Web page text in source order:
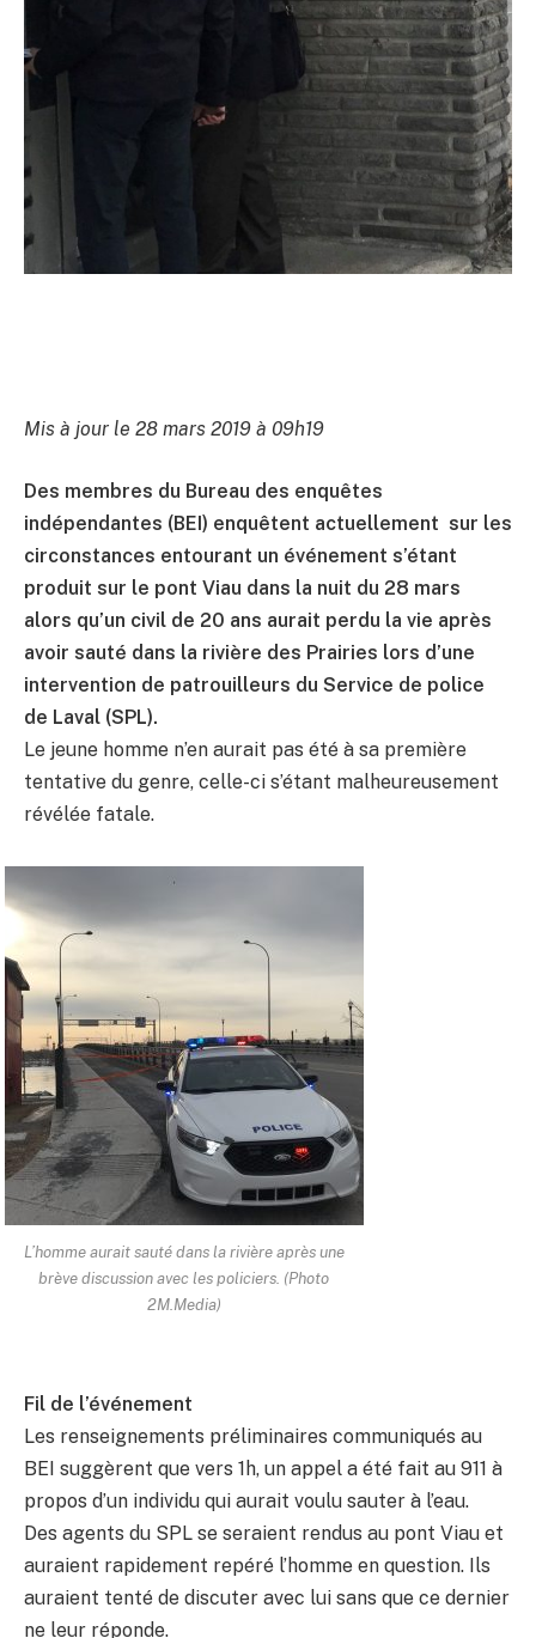
Mis à jour le 28 mars 2019 à 09h19
Des membres du Bureau des enquêtes
indépendantes (BEI) enquêtent actuellement sur les
circonstances entourant un événement s’étant
produit sur le pont Viau dans la nuit du 28 mars
alors qu’un civil de 20 ans aurait perdu la vie après
avoir sauté dans la rivière des Prairies lors d’une
intervention de patrouilleurs du Service de police
de Laval (SPL).
Le jeune homme n’en aurait pas été à sa première
tentative du genre, celle-ci s’étant malheureusement
révélée fatale.
L’homme aurait sauté dans la rivière après une
brève discussion avec les policiers. (Photo
2M.Media)
Fil de l’événement
Les renseignements préliminaires communiqués au
BEI suggèrent que vers 1h, un appel a été fait au 911 à
propos d’un individu qui aurait voulu sauter à l’eau.
Des agents du SPL se seraient rendus au pont Viau et
auraient rapidement repéré l’homme en question. Ils
auraient tenté de discuter avec lui sans que ce dernier
ne leur réponde.